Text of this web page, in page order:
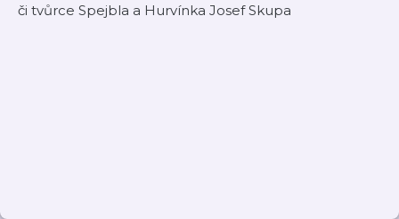
či tvůrce Spejbla a Hurvínka Josef Skupa